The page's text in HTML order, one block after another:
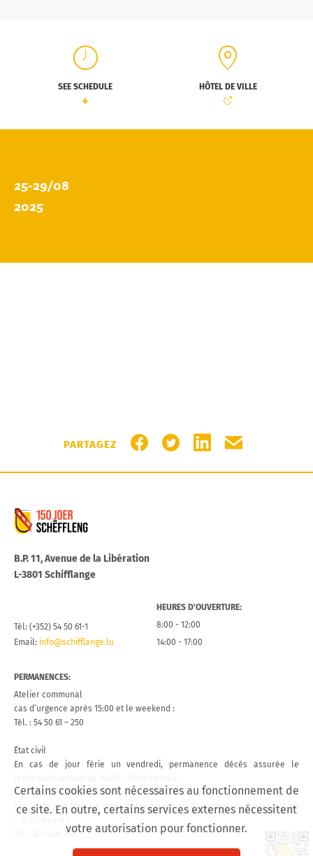
SEE SCHEDULE HÔTEL DE VILLE
25-29/08
2025
PARTAGEZ
PARTAGER SUR FACEBOOK
PARTAGER SUR TWITTER
PARTAGER SUR
PARTAGER
B.P. 11, Avenue de la Libération
L-3801 Schifflange
Tél: (+352) 54 50 61-1
Email: info@schifflange.lu
HEURES D’OUVERTURE:
8:00 - 12:00
14:00 - 17:00
PERMANENCES:
Atelier communal
cas d’urgence après 15:00 et le weekend :
Tél. : 54 50 61 – 250
État civil
En cas de jour férie un vendredi, permanence décès assurée le
En cas de jour férié un lundi, permanence décès assurée le lundi de 10:00
Tél. : 621 458 757
Certains cookies sont nécessaires au fonctionnement de
ce site. En outre, certains services externes nécessitent
votre autorisation pour fonctionner.